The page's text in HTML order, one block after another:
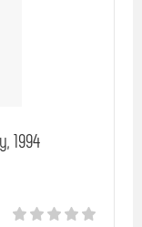
1994